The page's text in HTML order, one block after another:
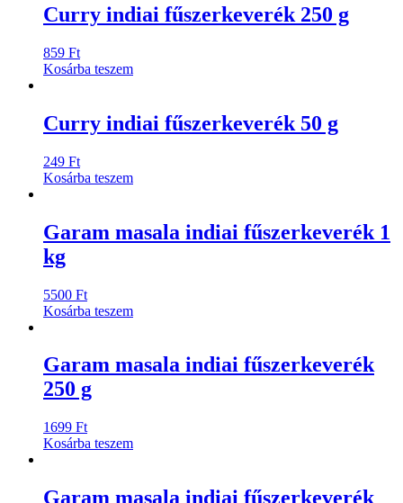
Curry indiai fűszerkeverék 250 g
859 Ft
Kosárba teszem
Curry indiai fűszerkeverék 50 g
249 Ft
Kosárba teszem
Garam masala indiai fűszerkeverék 1
kg
5500 Ft
Kosárba teszem
Garam masala indiai fűszerkeverék
250 g
1699 Ft
Kosárba teszem
Garam masala indiai fűszerkeverék